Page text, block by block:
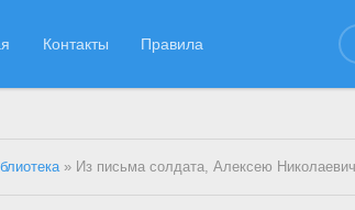
Контакты Правила
» Из письма солдата, Алексею Николаевичу